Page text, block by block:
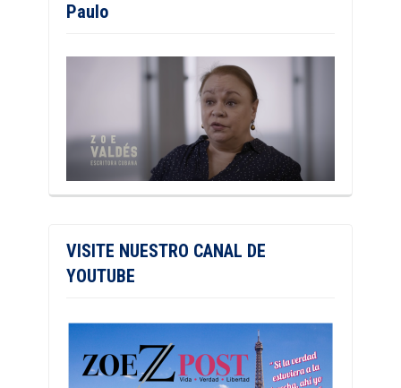
Paulo
VISITE NUESTRO CANAL DE
YOUTUBE